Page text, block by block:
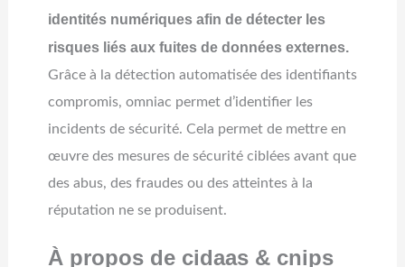
identités numériques afin de détecter les
risques liés aux fuites de données externes.
Grâce à la détection automatisée des identifiants
compromis, omniac permet d’identifier les
incidents de sécurité. Cela permet de mettre en
œuvre des mesures de sécurité ciblées avant que
des abus, des fraudes ou des atteintes à la
réputation ne se produisent.
À propos de cidaas & cnips